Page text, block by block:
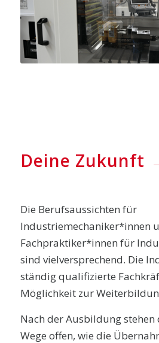
Deine Zukunft
Die Berufsaussichten für
Industriemechaniker*innen
Fachpraktiker*innen für
sind vielversprechend. Die
ständig qualifizierte
Möglichkeit zur
Nach der Ausbildung stehen
Wege offen, wie die